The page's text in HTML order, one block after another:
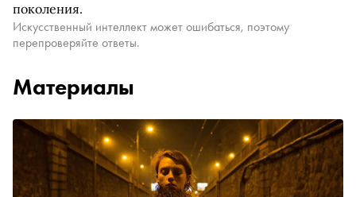
поколения.
Искусственный интеллект может ошибаться, поэтому
перепроверяйте ответы.
Материалы